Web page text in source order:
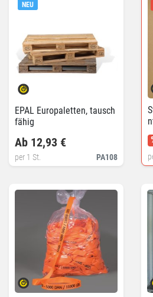
NEU
EPAL Europaletten, tausch
fähig
PA108
Ab 12,93 €
per 1 St.